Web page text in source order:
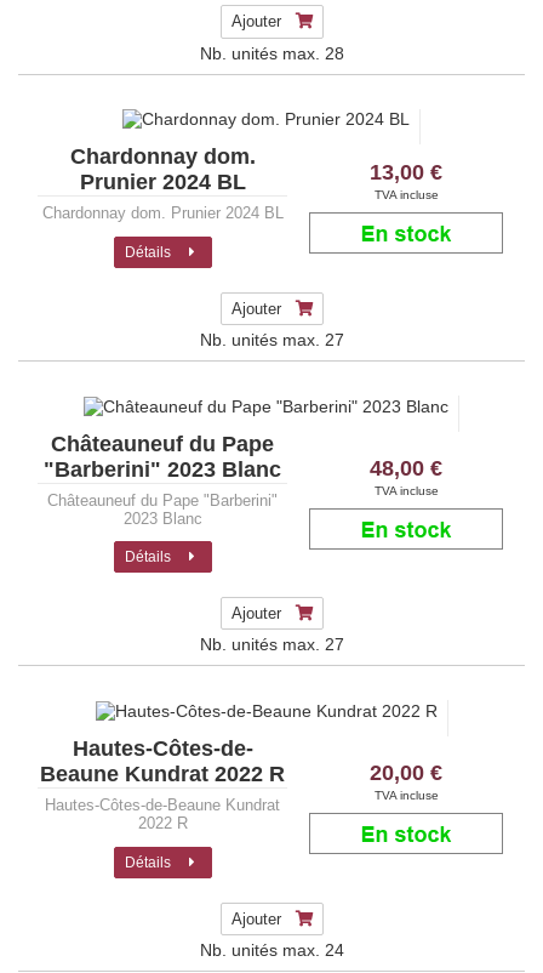
Ajouter
Nb. unités max. 28
Chardonnay dom.
Prunier 2024 BL
Chardonnay dom. Prunier 2024 BL
Détails
13,00 €
TVA incluse
Ajouter
Nb. unités max. 27
Châteauneuf du Pape
"Barberini" 2023 Blanc
Châteauneuf du Pape "Barberini"
2023 Blanc
Détails
48,00 €
TVA incluse
Ajouter
Nb. unités max. 27
Hautes-Côtes-de-
Beaune Kundrat 2022 R
Hautes-Côtes-de-Beaune Kundrat
2022 R
Détails
20,00 €
TVA incluse
Ajouter
Nb. unités max. 24